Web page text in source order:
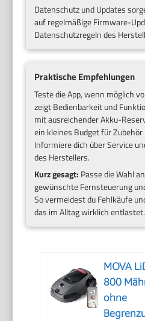
Datenschutz und Updates
auf regelmäßige Firmware-
Datenschutzregeln des
Praktische Empfehlungen
Teste die App, wenn möglich
zeigt Bedienbarkeit und
mit ausreichender Akku-
ein kleines Budget für
Informiere dich über Service
des Herstellers.
Kurz gesagt: Passe die Wahl
gewünschte Fernsteuerung
So vermeidest du Fehlkäufe
das im Alltag wirklich entlastet.
MOVA
800
ohne